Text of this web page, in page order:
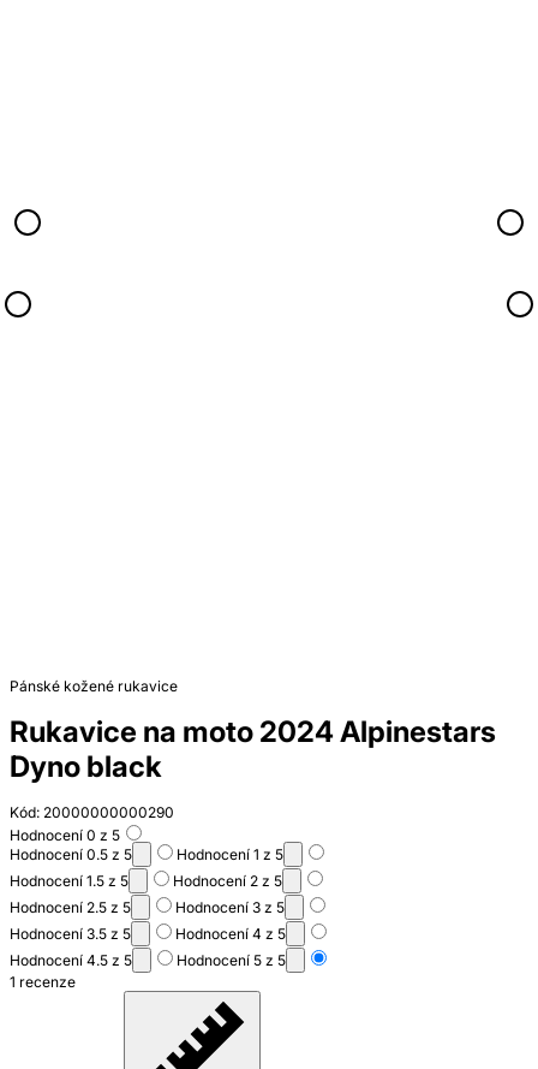
Pánské kožené rukavice
Rukavice na moto 2024 Alpinestars
Dyno black
Kód: 20000000000290
Hodnocení 0 z 5
Hodnocení 0.5 z 5
Hodnocení 1 z 5
Hodnocení 1.5 z 5
Hodnocení 2 z 5
Hodnocení 2.5 z 5
Hodnocení 3 z 5
Hodnocení 3.5 z 5
Hodnocení 4 z 5
Hodnocení 4.5 z 5
Hodnocení 5 z 5
1 recenze